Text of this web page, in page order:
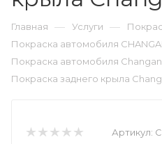
Главная — Услуги —
Покраска автомобиля
Покраска автомобиля Changan
Покраска заднего крыла
Артикул: